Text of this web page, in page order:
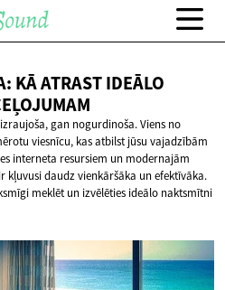
KĀ ATRAST IDEĀLO
gan nogurdinoša. Viens no
viesnīcu, kas atbilst jūsu vajadzībām
interneta resursiem un modernajām
kļuvusi daudz vienkāršāka un efektīvāka.
meklēt un izvēlēties ideālo naktsmītni